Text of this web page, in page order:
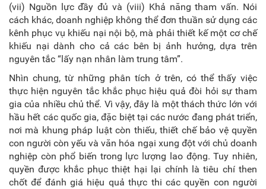
(vii) Nguồn lực đầy đủ và (viii) Khả năng tham vấn. Nói
cách khác, doanh nghiệp không thể đơn thuần sử dụng các
kênh phục vụ khiếu nại nội bộ, mà phải thiết kế một cơ chế
khiếu nại dành cho cả các bên bị ảnh hưởng, dựa trên
nguyên tắc “lấy nạn nhân làm trung tâm”.
Nhìn chung, từ những phân tích ở trên, có thể thấy việc
thực hiện nguyên tắc khắc phục hiệu quả đòi hỏi sự tham
gia của nhiều chủ thể. Vì vậy, đây là một thách thức lớn với
hầu hết các quốc gia, đặc biệt tại các nước đang phát triển,
nơi mà khung pháp luật còn thiếu, thiết chế bảo vệ quyền
con người còn yếu và văn hóa ngại xung đột với chủ doanh
nghiệp còn phổ biến trong lực lượng lao động. Tuy nhiên,
quyền được khắc phục thiệt hại lại chính là tiêu chí then
chốt để đánh giá hiệu quả thực thi các quyền con người